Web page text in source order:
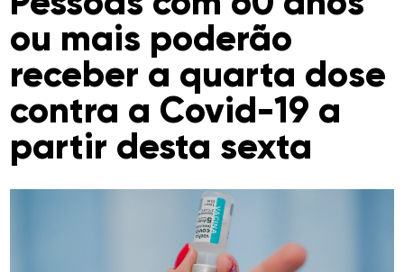
ou mais poderão
receber a quarta dose
contra a Covid-19 a
partir desta sexta